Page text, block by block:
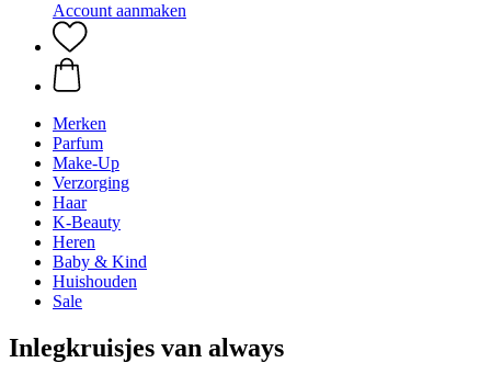
Account aanmaken
Merken
Parfum
Make-Up
Verzorging
Haar
K-Beauty
Heren
Baby & Kind
Huishouden
Sale
Inlegkruisjes van always